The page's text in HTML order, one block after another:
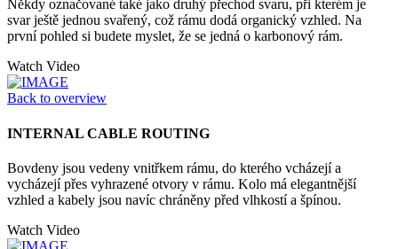
Někdy označované také jako druhý přechod svaru, při kterém je
svar ještě jednou svařený, což rámu dodá organický vzhled. Na
první pohled si budete myslet, že se jedná o karbonový rám.
Watch Video
Back to overview
INTERNAL CABLE ROUTING
Bovdeny jsou vedeny vnitřkem rámu, do kterého vcházejí a
vycházejí přes vyhrazené otvory v rámu. Kolo má elegantnější
vzhled a kabely jsou navíc chráněny před vlhkostí a špínou.
Watch Video